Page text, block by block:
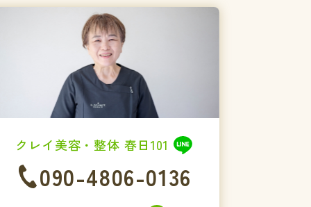
クレイ美容・整体 春日101
090-4806-0136